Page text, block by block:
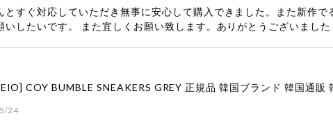
とすぐ対応していただき無事に安心して購入できました。また新作で
いしたいです。 また宜しくお願い致します。ありがとうございました
24